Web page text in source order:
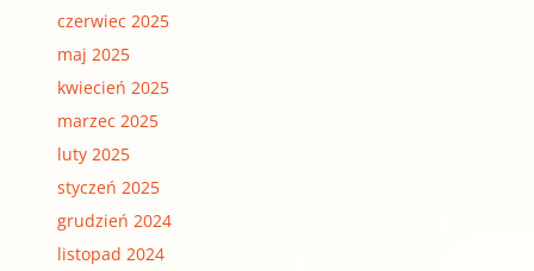
czerwiec 2025
maj 2025
kwiecień 2025
marzec 2025
luty 2025
styczeń 2025
grudzień 2024
listopad 2024